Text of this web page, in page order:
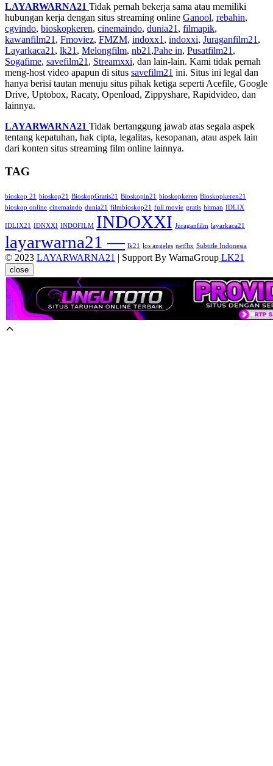
LAYARWARNA21 Tidak pernah bekerja sama atau memiliki
hubungan kerja dengan situs streaming online Ganool, rebahin,
cgvindo, bioskopkeren, cinemaindo, dunia21 , filmapik,
kawanfilm21 , Fmoviez, FMZM, indoxx1 , indoxxi, Juraganfilm21 ,
Layarkaca21 , lk21 , Melongfilm, nb21 ,Pahe in, Pusatfilm21 ,
Sogafime, savefilm21 , Streamxxi, dan lain-lain. Kami tidak pernah
meng-host video apapun di situs savefilm21 ini. Situs ini legal dan
hanya berisi tautan menuju situs pihak ketiga seperti Acefile, Google
Drive, Uptobox, Racaty, Openload, Zippyshare, Rapidvideo, dan
lainnya.
LAYARWARNA21 Tidak bertanggung jawab atas segala aspek
tentang kepatuhan, hak cipta, legalitas, kesopanan, atau aspek lain
dari konten situs streaming film online lainnya.
TAG
bioskop 21 bioskop21 BioskopGratis21 Bioskopin21 bioskopkeren Bioskopkeren21
bioskop online cinemaindo dunia21 filmbioskop21 full movie gratis hitman IDLIX
IDLIX21 IDNXXI INDOFILM INDOXXI Juraganfilm layarkaca21
layarwarna21 — lk21 los angeles netflix Subtitle Indonesia
© 2023 LAYARWARNA21 | Support By WarnaGroup LK21
close